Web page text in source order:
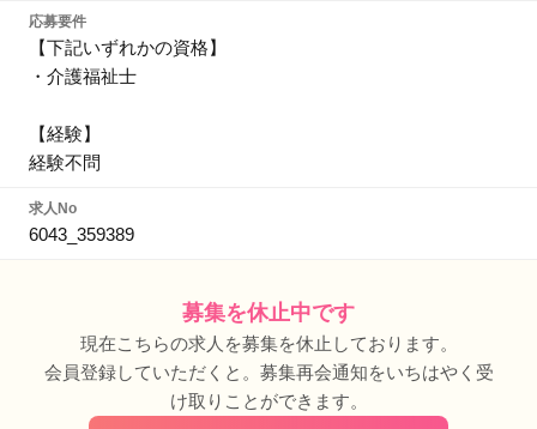
応募要件
【下記いずれかの資格】
・介護福祉士
【経験】
経験不問
求人No
6043_359389
募集を休止中です
現在こちらの求人を募集を休止しております。
会員登録していただくと。募集再会通知をいちはやく受
け取りことができます。